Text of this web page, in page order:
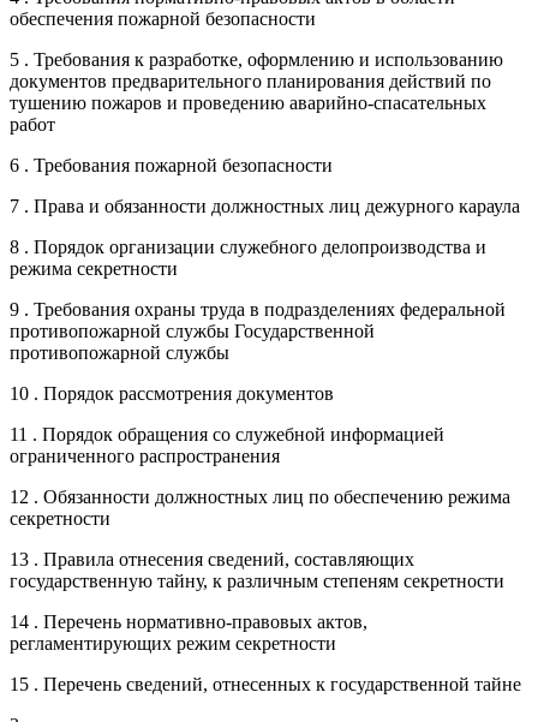
обеспечения пожарной безопасности
5 . Требования к разработке, оформлению и использованию
документов предварительного планирования действий по
тушению пожаров и проведению аварийно-спасательных
работ
6 . Требования пожарной безопасности
7 . Права и обязанности должностных лиц дежурного караула
8 . Порядок организации служебного делопроизводства и
режима секретности
9 . Требования охраны труда в подразделениях федеральной
противопожарной службы Государственной
противопожарной службы
10 . Порядок рассмотрения документов
11 . Порядок обращения со служебной информацией
ограниченного распространения
12 . Обязанности должностных лиц по обеспечению режима
секретности
13 . Правила отнесения сведений, составляющих
государственную тайну, к различным степеням секретности
14 . Перечень нормативно-правовых актов,
регламентирующих режим секретности
15 . Перечень сведений, отнесенных к государственной тайне